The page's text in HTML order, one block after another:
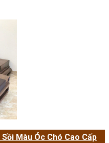
Màu Óc Chó Cao Cấp